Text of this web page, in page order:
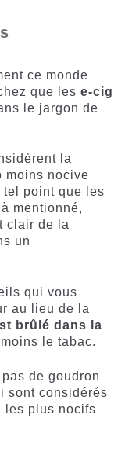
ce monde
que les e-cig
le jargon de
la
moins nocive
point que les
mentionné,
clair de la
un
qui vous
au lieu de la
brûlé dans la
le tabac.
de goudron
sont considérés
les plus nocifs